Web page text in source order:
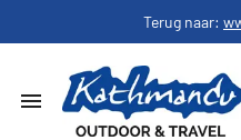
Terug naar: